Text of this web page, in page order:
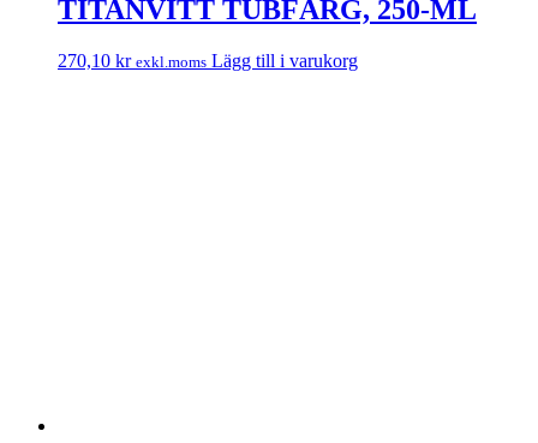
TITANVITT TUBFÄRG, 250-ML
270,10 kr exkl.moms Lägg till i varukorg